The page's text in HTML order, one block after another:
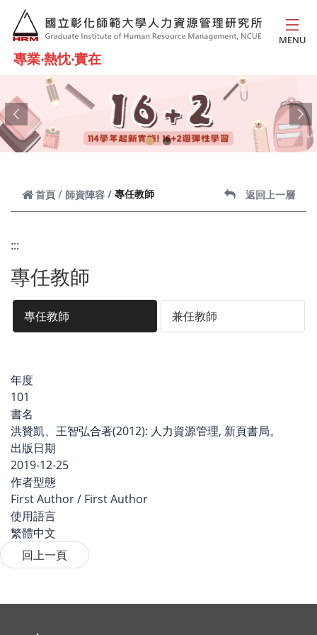
跳到主要內容
專業‧熱忱‧實在
MENU
Previous
首頁 師資陣容 專任教師 返回上一層
:::
專任教師
專任教師 兼任教師
年度
101
書名
洪贊凱、王智弘合著(2012): 人力資源管理, 新頁書局。
出版日期
2019-12-25
作者型態
First Author / First Author
使用語言
繁體中文